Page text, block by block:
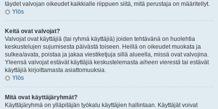
täydet valvojan oikeudet kaikkialle riippuen siitä, mitä perustaja on määritellyt.
Ylös
Keitä ovat valvojat?
Valvojat ovat käyttäjiä (tai ryhmä käyttäjiä) joiden tehtävänä on huolehtia
keskustelujen sujumisesta päivästä toiseen. Heillä on oikeudet muokata ja
sulkea/avata, poistaa ja jakaa viestiketjuja sillä alueella, missä ovat valvojina.
Yleensä valvojat estävät käyttäjiä keskustelemasta aiheen vierestä tai estävät
käyttäjiä kirjoittamasta asiattomuuksia.
Ylös
Mitä ovat käyttäjäryhmät?
Käyttäjäryhmä on ylläpitäjän työkalu käyttäjien hallintaan. Käyttäjät voivat